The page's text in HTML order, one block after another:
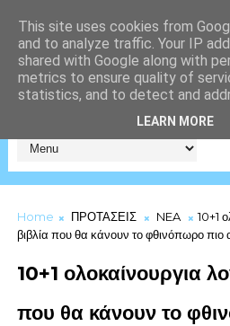
Home ΠΡΟΤΑΣΕΙΣ NEA
10+1
βιβλία που θα κάνουν το φθινόπωρο πιο
10+1 ολοκαίνουργια
που θα κάνουν το
This site uses cookies from
and to analyze traffic. Your IP
shared with Google along with
metrics to ensure quality of
statistics, and to detect and
LEARN MORE